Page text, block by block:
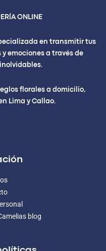
ONLINE
en transmitir tus
emociones a través de
florales a domicilio,
Lima y Callao.
blog